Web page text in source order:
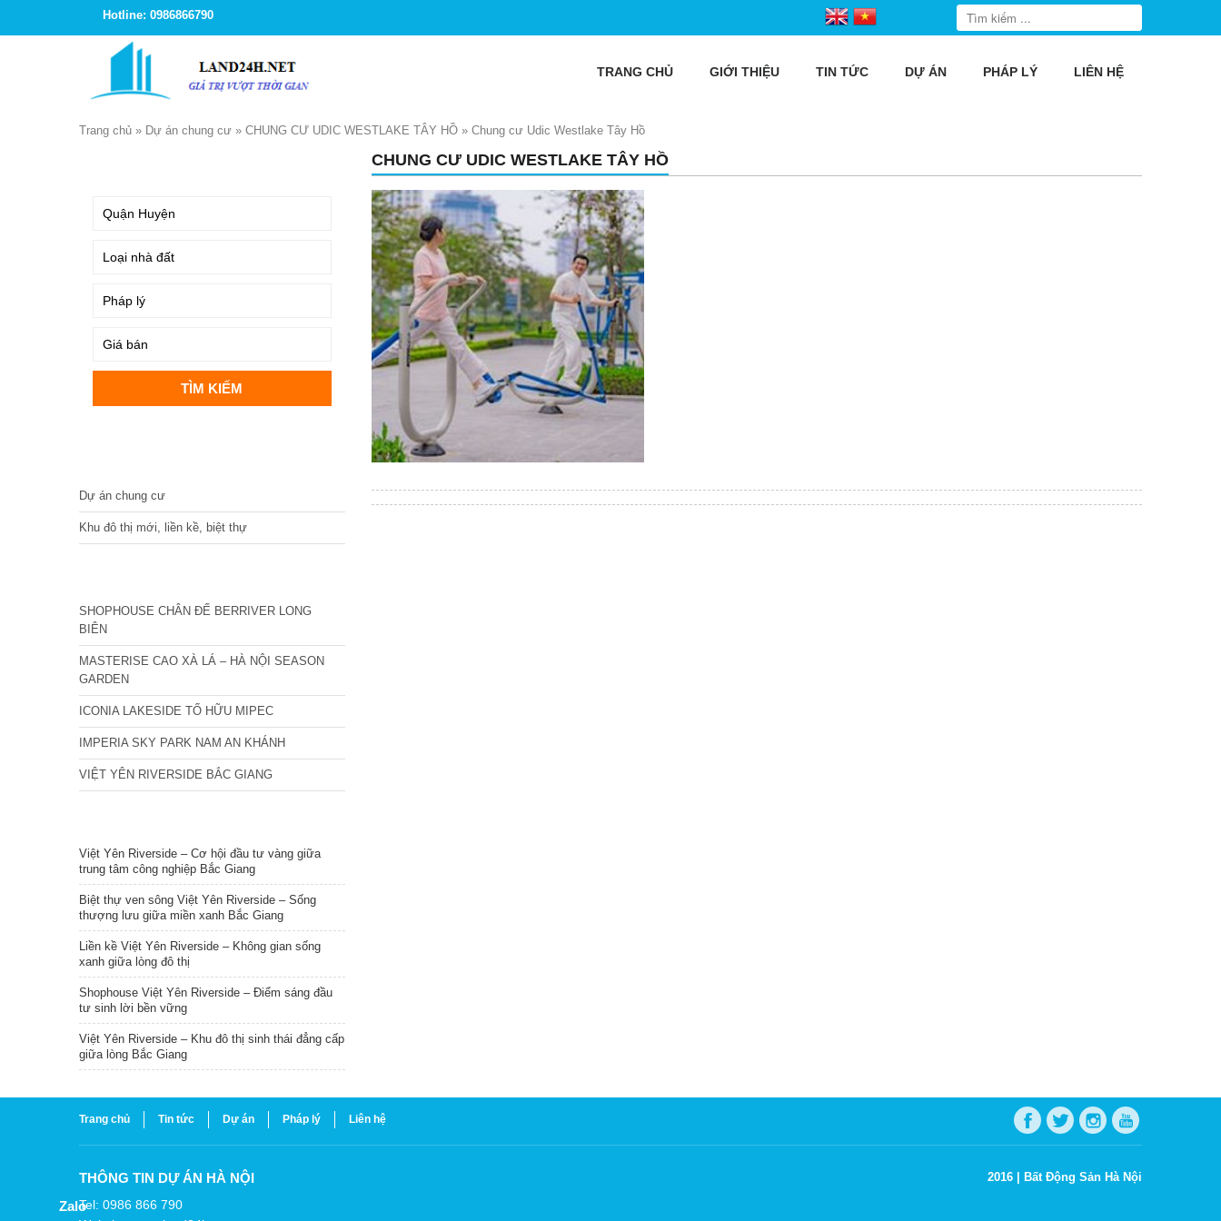
Hotline: 0986866790
TRANG CHỦ GIỚI THIỆU TIN TỨC DỰ ÁN PHÁP LÝ LIÊN HỆ
Trang chủ » Dự án chung cư » CHUNG CƯ UDIC WESTLAKE TÂY HỒ » Chung cư Udic Westlake Tây Hồ
CHUNG CƯ UDIC WESTLAKE TÂY HỒ
Dự án chung cư
Khu đô thị mới, liền kề, biệt thự
SHOPHOUSE CHÂN ĐẾ BERRIVER LONG
BIÊN
MASTERISE CAO XÀ LÁ – HÀ NỘI SEASON
GARDEN
ICONIA LAKESIDE TỐ HỮU MIPEC
IMPERIA SKY PARK NAM AN KHÁNH
VIỆT YÊN RIVERSIDE BẮC GIANG
Việt Yên Riverside – Cơ hội đầu tư vàng giữa
trung tâm công nghiệp Bắc Giang
Biệt thự ven sông Việt Yên Riverside – Sống
thượng lưu giữa miền xanh Bắc Giang
Liền kề Việt Yên Riverside – Không gian sống
xanh giữa lòng đô thị
Shophouse Việt Yên Riverside – Điểm sáng đầu
tư sinh lời bền vững
Việt Yên Riverside – Khu đô thị sinh thái đẳng cấp
giữa lòng Bắc Giang
Trang chủ Tin tức Dự án Pháp lý Liên hệ
THÔNG TIN DỰ ÁN HÀ NỘI
Tel: 0986 866 790
2016 | Bất Động Sản Hà Nội
Zalo